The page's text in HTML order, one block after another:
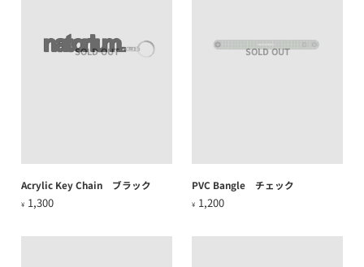
SOLD OUT
Acrylic Key Chain ブラック
¥ 1,300
SOLD OUT
PVC Bangle チェック
¥ 1,200